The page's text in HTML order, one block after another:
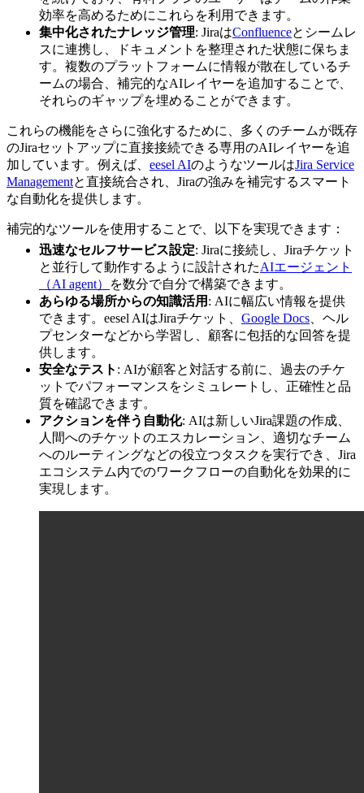
効率を高めるためにこれらを利用できます。
集中化されたナレッジ管理: JiraはConfluenceとシームレ
スに連携し、ドキュメントを整理された状態に保ちま
す。複数のプラットフォームに情報が散在しているチ
ームの場合、補完的なAIレイヤーを追加することで、
それらのギャップを埋めることができます。
これらの機能をさらに強化するために、多くのチームが既存
のJiraセットアップに直接接続できる専用のAIレイヤーを追
加しています。例えば、 eesel AIのようなツールはJira Service
Managementと直接統合され、Jiraの強みを補完するスマート
な自動化を提供します。
補完的なツールを使用することで、以下を実現できます：
迅速なセルフサービス設定: Jiraに接続し、Jiraチケット
と並行して動作するように設計されたAIエージェント
（AI agent）
を数分で自分で構築できます。
あらゆる場所からの知識活用 : AIに幅広い情報を提供
できます。eesel AIはJiraチケット、 Google Docs 、ヘル
プセンターなどから学習し、顧客に包括的な回答を提
供します。
安全なテスト : AIが顧客と対話する前に、過去のチケ
ットでパフォーマンスをシミュレートし、正確性と品
質を確認できます。
アクションを伴う自動化: AIは新しいJira課題の作成、
人間へのチケットのエスカレーション、適切なチーム
へのルーティングなどの役立つタスクを実行でき、Jira
エコシステム内でのワークフローの自動化を効果的に
実現します。